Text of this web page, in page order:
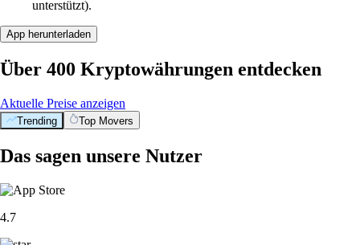
unterstützt).
App herunterladen
Über 400 Kryptowährungen entdecken
Aktuelle Preise anzeigen
Trending Top Movers
Das sagen unsere Nutzer
4.7